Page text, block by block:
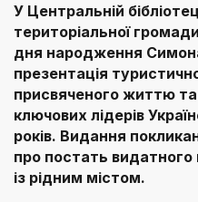
У Центральній
територіальної
дня народження
презентація
присвяченого життю та
ключових лідерів
років. Видання
про постать видатного
із рідним містом.